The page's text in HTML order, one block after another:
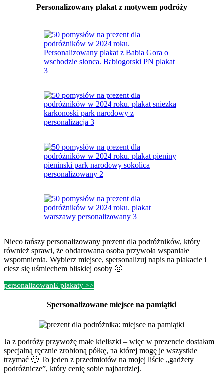
Personalizowany plakat z motywem podróży
Nieco tańszy personalizowany prezent dla podróżników, który
również sprawi, że obdarowana osoba przywoła wspaniałe
wspomnienia. Wybierz miejsce, spersonalizuj napis na plakacie i
ciesz się uśmiechem bliskiej osoby 🙂
personalizowanE plakaty >>
Spersonalizowane miejsce na pamiątki
Ja z podróży przywożę małe kieliszki – więc w prezencie dostałam
specjalną ręcznie zrobioną półkę, na której mogę je wszystkie
trzymać 🙂 To jeden z przedmiotów na mojej liście „gadżety
podróżnicze”, który cenię sobie najbardziej.